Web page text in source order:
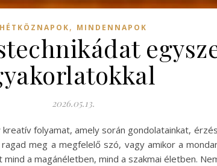
HÉTKÖZNAPOK, MINDENNAPOK
2026.05.13.
folyamat, amely során gondolatainkat,
meg a megfelelő szó, vagy amikor a
a magánéletben, mind a szakmai életben.